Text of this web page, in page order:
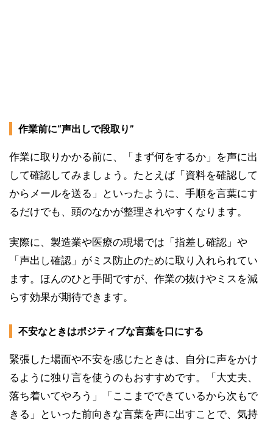
作業前に“声出しで段取り”
作業に取りかかる前に、「まず何をするか」を声に出
して確認してみましょう。たとえば「資料を確認して
からメールを送る」といったように、手順を言葉にす
るだけでも、頭のなかが整理されやすくなります。
実際に、製造業や医療の現場では「指差し確認」や
「声出し確認」がミス防止のために取り入れられてい
ます。ほんのひと手間ですが、作業の抜けやミスを減
らす効果が期待できます。
不安なときはポジティブな言葉を口にする
緊張した場面や不安を感じたときは、自分に声をかけ
るように独り言を使うのもおすすめです。「大丈夫、
落ち着いてやろう」「ここまでできているから次もで
きる」といった前向きな言葉を声に出すことで、気持